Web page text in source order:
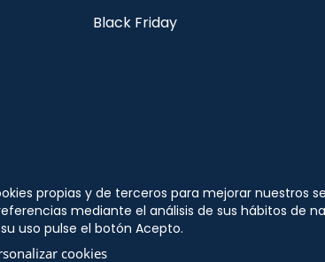
Black Friday
propias y de terceros para mejorar nuestros
mediante el análisis de sus hábitos de
uso pulse el botón Acepto.
cookies
© Copyright
derechos